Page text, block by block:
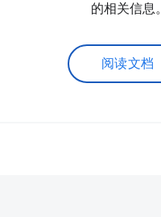
的相关信息。
阅读文档